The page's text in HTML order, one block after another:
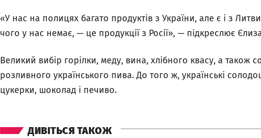
«У нас на полицях багато продуктів з України, але є і з
чого у нас немає, — це продукції з Росії», — підкреслює
Великий вибір горілки, меду, вина, хлібного квасу, а також
розливного українського пива. До того ж, українські
цукерки, шоколад і печиво.
ДИВІТЬСЯ ТАКОЖ